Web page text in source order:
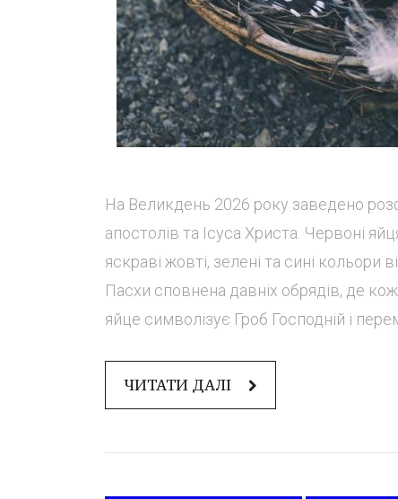
На Великдень 2026 року заведено
апостолів та Ісуса Христа. Червоні
яскраві жовті, зелені та сині
Пасхи сповнена давніх обрядів, де
яйце символізує Гроб Господній і
ЧИТАТИ ДАЛІ